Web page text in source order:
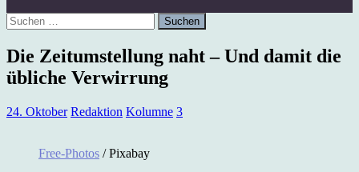
Suchen
nach:
Die Zeitumstellung naht – Und damit die
übliche Verwirrung
24. Oktober Redaktion Kolumne 3
Free-Photos / Pixabay